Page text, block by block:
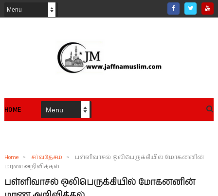
HOME
Home > சர்வதேசம் >
பள்ளிவாசல் ஒலிபெருக்கியில் மோகனனின்
மரண அறிவித்தல்
பள்ளிவாசல் ஒலிபெருக்கியில் மோகனனின்